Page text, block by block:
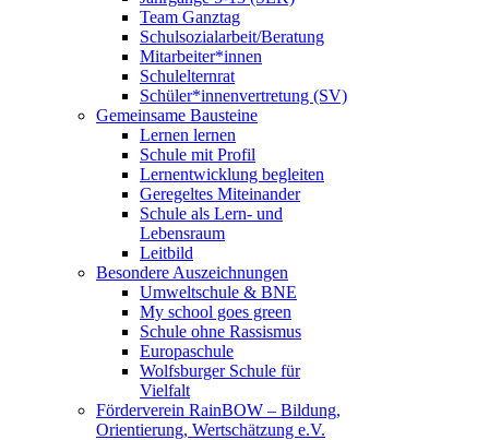
Team Ganztag
Schulsozialarbeit/Beratung
Mitarbeiter*innen
Schulelternrat
Schüler*innenvertretung (SV)
Gemeinsame Bausteine
Lernen lernen
Schule mit Profil
Lernentwicklung begleiten
Geregeltes Miteinander
Schule als Lern- und
Lebensraum
Leitbild
Besondere Auszeichnungen
Umweltschule & BNE
My school goes green
Schule ohne Rassismus
Europaschule
Wolfsburger Schule für
Vielfalt
Förderverein RainBOW – Bildung,
Orientierung, Wertschätzung e.V.